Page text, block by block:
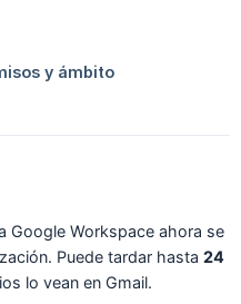
Google Workspace ahora se
Puede tardar hasta 24
lo vean en Gmail.